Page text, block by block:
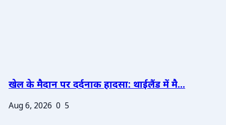
खेल के मैदान पर दर्दनाक हादसा: थाईलैंड में मै...
Aug 6, 2026 0 5